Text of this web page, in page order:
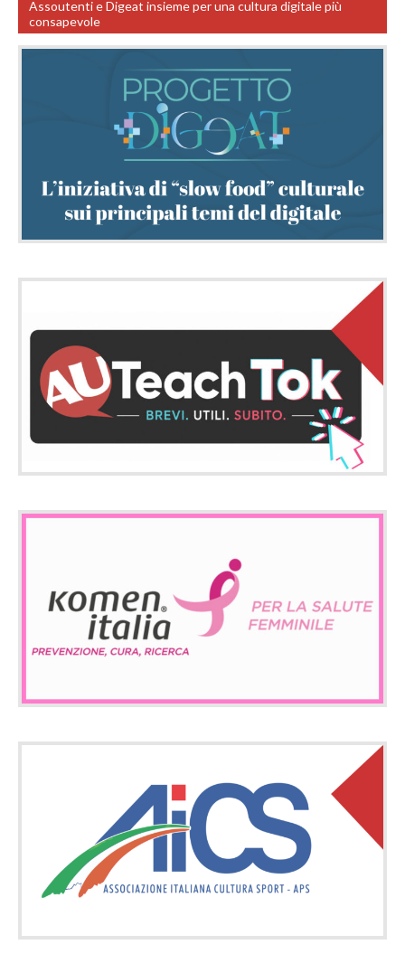
Assoutenti e Digeat insieme per una cultura digitale più
consapevole